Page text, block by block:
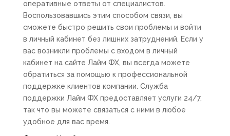
оперативные ответы от специалистов.
Воспользовавшись этим способом связи, вы
сможете быстро решить свои проблемы и войти
в личный кабинет без лишних затруднений. Если у
вас возникли проблемы с входом в личный
кабинет на сайте Лайм ФХ, вы всегда можете
обратиться за помощью к профессиональной
поддержке клиентов компании. Служба
поддержки Лайм ФХ предоставляет услуги 24/7,
так что вы можете связаться с ними в любое
удобное для вас время.